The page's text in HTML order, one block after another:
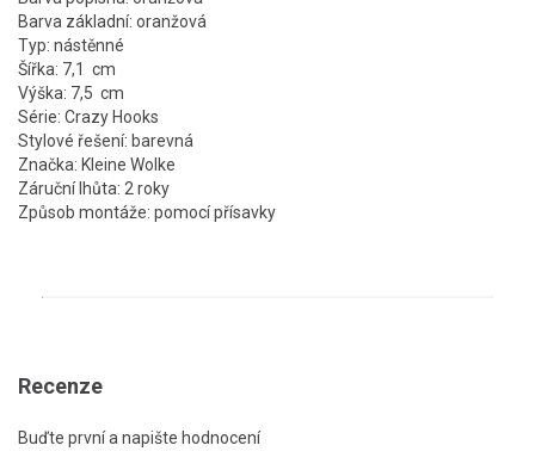
Barva základní: oranžová
Typ: nástěnné
Šířka: 7,1 cm
Výška: 7,5 cm
Série: Crazy Hooks
Stylové řešení: barevná
Značka: Kleine Wolke
Záruční lhůta: 2 roky
Způsob montáže: pomocí přísavky
Recenze
Buďte první a napište hodnocení